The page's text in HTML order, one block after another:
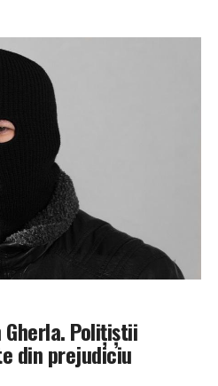
Polițiștii
din prejudiciu